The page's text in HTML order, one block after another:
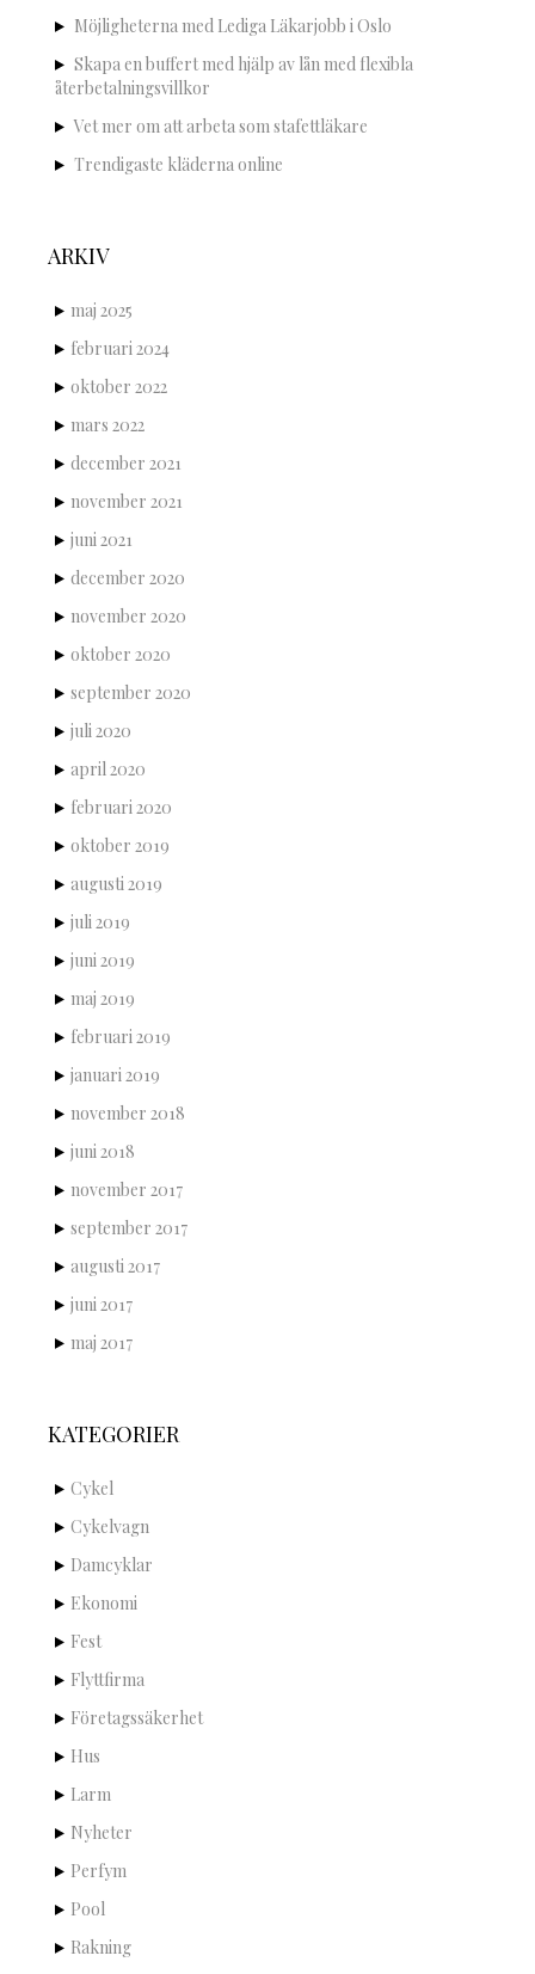
Möjligheterna med Lediga Läkarjobb i Oslo
Skapa en buffert med hjälp av lån med flexibla
återbetalningsvillkor
Vet mer om att arbeta som stafettläkare
Trendigaste kläderna online
ARKIV
maj 2025
februari 2024
oktober 2022
mars 2022
december 2021
november 2021
juni 2021
december 2020
november 2020
oktober 2020
september 2020
juli 2020
april 2020
februari 2020
oktober 2019
augusti 2019
juli 2019
juni 2019
maj 2019
februari 2019
januari 2019
november 2018
juni 2018
november 2017
september 2017
augusti 2017
juni 2017
maj 2017
KATEGORIER
Cykel
Cykelvagn
Damcyklar
Ekonomi
Fest
Flyttfirma
Företagssäkerhet
Hus
Larm
Nyheter
Perfym
Pool
Rakning